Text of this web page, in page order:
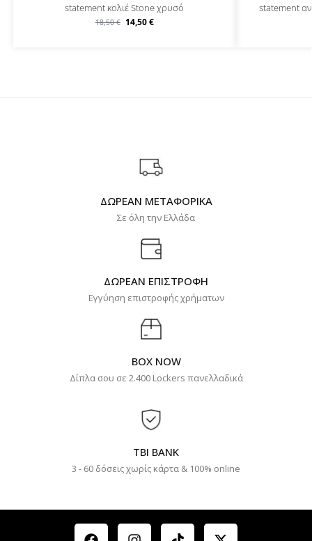
statement κολιέ Stone χρυσό
18,50€ 14,50€
statement
ΔΩΡΕΑΝ ΜΕΤΑΦΟΡΙΚΑ
Σε όλη την Ελλάδα
ΔΩΡΕΑΝ ΕΠΙΣΤΡΟΦΗ
Εγγύηση επιστροφής χρήματων
BOX NOW
Δίπλα σου σε 2.400 Lockers πανελλαδικά
TBI BANK
3 - 60 δόσεις χωρίς κάρτα & 100% online